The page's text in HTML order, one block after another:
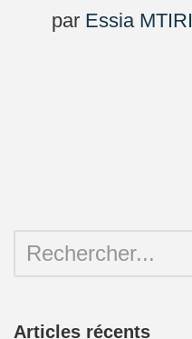
par Essia MTIRI
Articles récents